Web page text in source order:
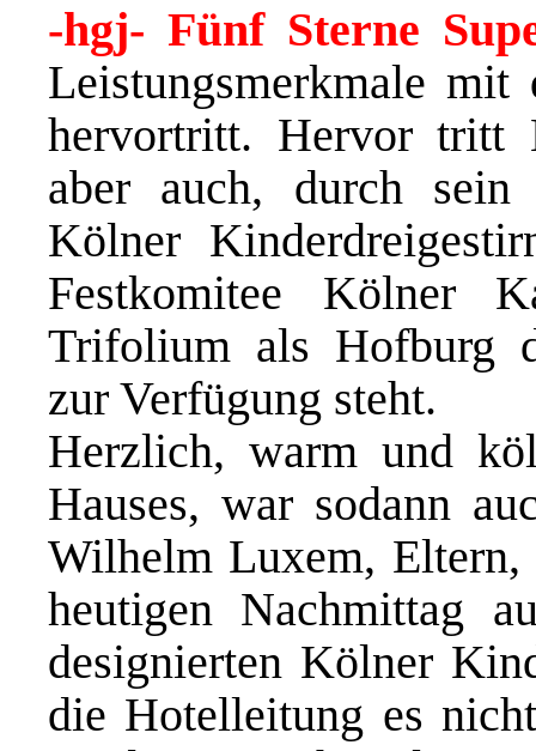
-hgj- Fünf Sterne
Leistungsmerkmale
hervortritt. Hervor tritt
aber auch, durch sein
Kölner
Festkomitee Kölner
Trifolium als Hofburg
zur Verfügung steht.
Herzlich, warm und
Hauses, war sodann
Wilhelm Luxem, Eltern,
heutigen Nachmittag
designierten Kölner
die Hotelleitung es